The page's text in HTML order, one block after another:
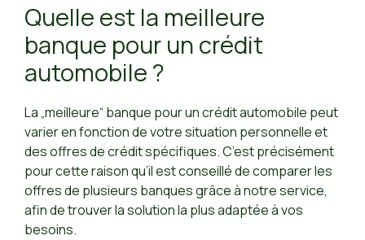
Quelle est la meilleure
banque pour un crédit
automobile ?
La „meilleure“ banque pour un crédit automobile peut
varier en fonction de votre situation personnelle et
des offres de crédit spécifiques. C’est précisément
pour cette raison qu’il est conseillé de comparer les
offres de plusieurs banques grâce à notre service,
afin de trouver la solution la plus adaptée à vos
besoins.